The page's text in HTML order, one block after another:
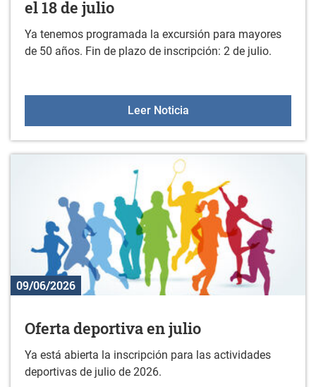
el 18 de julio
Ya tenemos programada la excursión para mayores
de 50 años. Fin de plazo de inscripción: 2 de julio.
Leer NoticiaExcursión para mayores
09/06/2026
Oferta deportiva en julio
Ya está abierta la inscripción para las actividades
deportivas de julio de 2026.